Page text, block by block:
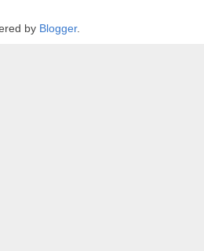
by Blogger.